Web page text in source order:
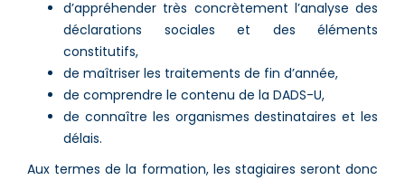
d’appréhender très concrètement l’analyse des
déclarations sociales et des éléments
constitutifs,
de maîtriser les traitements de fin d’année,
de comprendre le contenu de la DADS-U,
de connaître les organismes destinataires et les
délais.
Aux termes de la formation, les stagiaires seront donc